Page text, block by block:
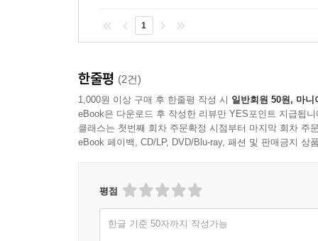
1
한줄평 (2건)
1,000원 이상 구매 후 한줄평 작성 시 일반회원 50원, 마니
eBook은 다운로드 후 작성한 리뷰만 YES포인트 지급됩니
클래스는 첫번째 회차 주문확정 시점부터 마지막 회차 주
eBook 페이백, CD/LP, DVD/Blu-ray, 패션 및 판매금지 상
평점
한글 기준 50자까지 작성가능